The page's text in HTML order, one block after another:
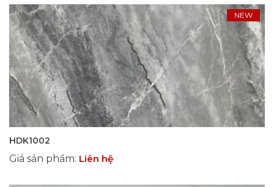
NEW
HDK1002
Giá sản phẩm: Liên hệ